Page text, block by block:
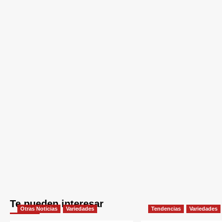
Te pueden interesar
Otras Noticias Variedades Tendencias Variedades